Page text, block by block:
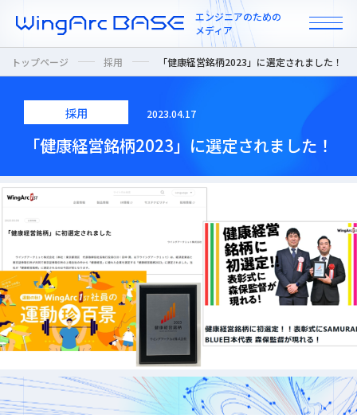
エンジニアのための
メディア
All
インタビュー
カルチャー / 人
ニュース
プロダクト / 技術
採用
トップページ 採用 「健康経営銘柄2023」に選定されました！
採用 2023.04.17
「健康経営銘柄2023」に選定されました！